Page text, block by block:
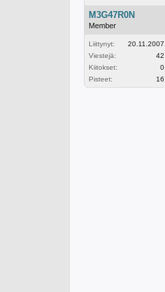
M3G47R0N
Member
Liittynyt:
20.11.2007
Viestejä:
42
Kiitokset:
0
Pisteet:
16